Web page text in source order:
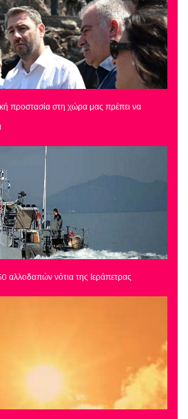
προστασία στη χώρα μας πρέπει να
αλλοδαπών νότια της Ιεράπετρας